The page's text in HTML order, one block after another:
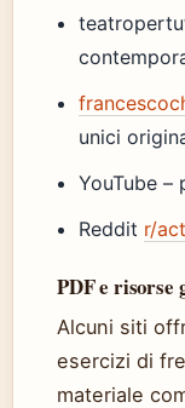
unici
YouTube
Reddit r/
PDF e risorse
Alcuni siti
esercizi di
materiale